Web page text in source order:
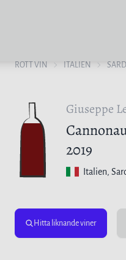
RÖTT VIN ITALIEN
Giuseppe
2019
Italien,
Hitta liknande viner